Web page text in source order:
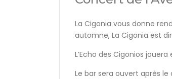
La Cigonia vous donne
automne, La Cigonia est
L’Echo des Cigonios
Le bar sera ouvert après